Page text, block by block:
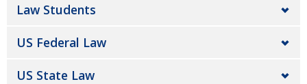
Law Students
US Federal Law
US State Law